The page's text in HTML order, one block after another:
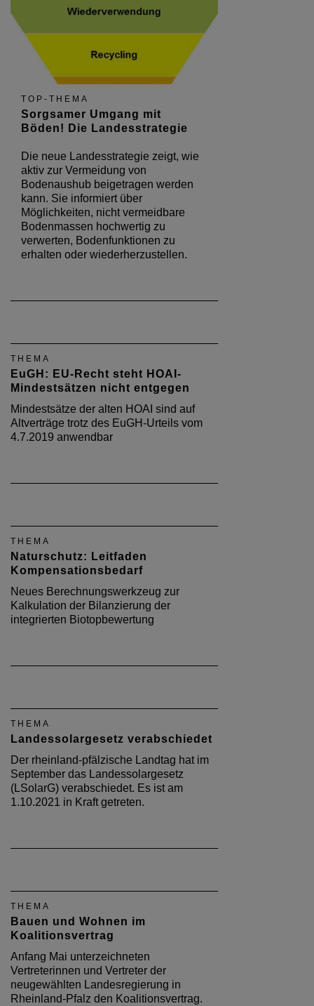
TOP-THEMA
Sorgsamer Umgang mit
Böden! Die Landesstrategie
Die neue Landesstrategie zeigt, wie
aktiv zur Vermeidung von
Bodenaushub beigetragen werden
kann. Sie informiert über
Möglichkeiten, nicht vermeidbare
Bodenmassen hochwertig zu
verwerten, Bodenfunktionen zu
erhalten oder wiederherzustellen.
THEMA
EuGH: EU-Recht steht HOAI-
Mindestsätzen nicht entgegen
Mindestsätze der alten HOAI sind auf
Altverträge trotz des EuGH-Urteils vom
4.7.2019 anwendbar
THEMA
Naturschutz: Leitfaden
Kompensationsbedarf
Neues Berechnungswerkzeug zur
Kalkulation der Bilanzierung der
integrierten Biotopbewertung
THEMA
Landessolargesetz verabschiedet
Der rheinland-pfälzische Landtag hat im
September das Landessolargesetz
(LSolarG) verabschiedet. Es ist am
1.10.2021 in Kraft getreten.
THEMA
Bauen und Wohnen im
Koalitionsvertrag
Anfang Mai unterzeichneten
Vertreterinnen und Vertreter der
neugewählten Landesregierung in
Rheinland-Pfalz den Koalitionsvertrag.